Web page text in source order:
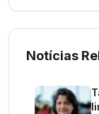
Notícias